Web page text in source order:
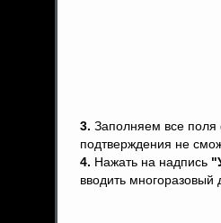
3. Заполняем все поля
подтверждения не
4. Нажать на надпись
вводить